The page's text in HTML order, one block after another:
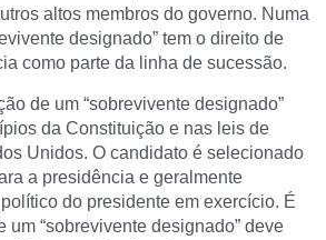
altos membros do governo. Numa
designado” tem o direito de
como parte da linha de sucessão.
de um “sobrevivente designado”
da Constituição e nas leis de
Unidos. O candidato é selecionado
a presidência e geralmente
do presidente em exercício. É
um “sobrevivente designado” deve